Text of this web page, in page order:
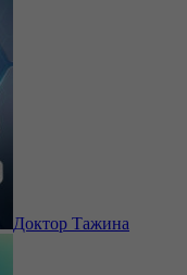
Доктор Тажина